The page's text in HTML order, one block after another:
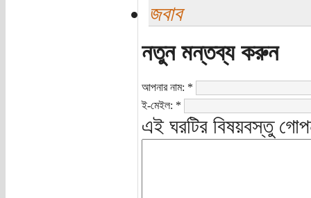
জবাব
নতুন মন্তব্য করুন
আপনার নাম: *
ই-মেইল: *
এই ঘরটির বিষয়বস্তু